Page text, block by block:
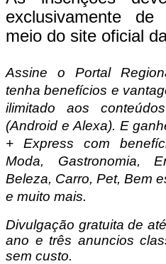
exclusivamente
meio do site oficial
Assine o Portal
tenha benefícios e
ilimitado aos
(Android e Alexa). E
+ Express com
Moda, Gastronomia,
Beleza, Carro, Pet, Bem
e muito mais.
Divulgação gratuita de
ano e três anuncios
sem custo.